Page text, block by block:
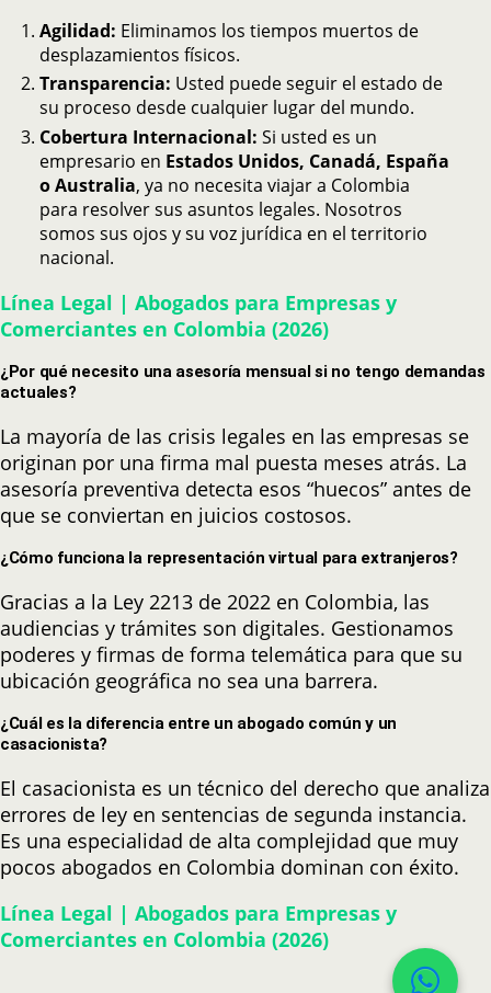
Agilidad: Eliminamos los tiempos muertos de
desplazamientos físicos.
Transparencia: Usted puede seguir el estado de
su proceso desde cualquier lugar del mundo.
Cobertura Internacional: Si usted es un
empresario en Estados Unidos, Canadá, España
o Australia, ya no necesita viajar a Colombia
para resolver sus asuntos legales. Nosotros
somos sus ojos y su voz jurídica en el territorio
nacional.
Línea Legal | Abogados para Empresas y
Comerciantes en Colombia (2026)
¿Por qué necesito una asesoría mensual si no tengo demandas
actuales?
La mayoría de las crisis legales en las empresas se
originan por una firma mal puesta meses atrás. La
asesoría preventiva detecta esos “huecos” antes de
que se conviertan en juicios costosos.
¿Cómo funciona la representación virtual para extranjeros?
Gracias a la Ley 2213 de 2022 en Colombia, las
audiencias y trámites son digitales. Gestionamos
poderes y firmas de forma telemática para que su
ubicación geográfica no sea una barrera.
¿Cuál es la diferencia entre un abogado común y un
casacionista?
El casacionista es un técnico del derecho que analiza
errores de ley en sentencias de segunda instancia.
Es una especialidad de alta complejidad que muy
pocos abogados en Colombia dominan con éxito.
Línea Legal | Abogados para Empresas y
Comerciantes en Colombia (2026)